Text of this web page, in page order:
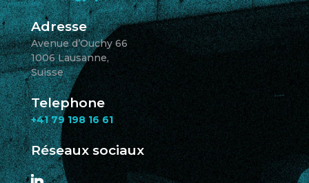
Adresse
Avenue d’Ouchy 66
1006 Lausanne,
Suisse
Telephone
+41 79 198 16 61
Réseaux sociaux